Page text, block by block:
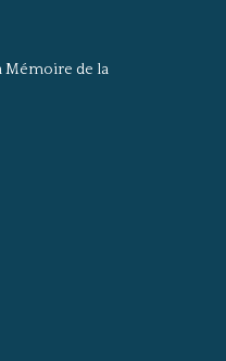
Mémoire de la